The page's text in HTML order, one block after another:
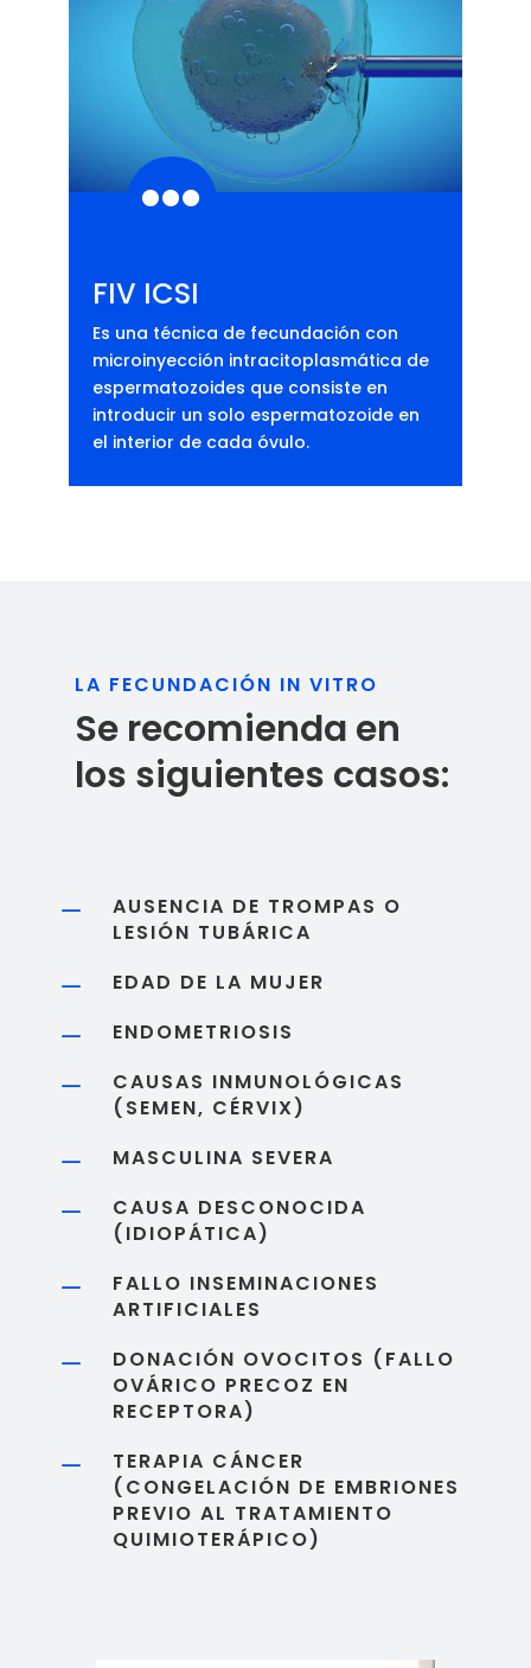

FIV ICSI
Es una técnica de fecundación con
microinyección intracitoplasmática de
espermatozoides que consiste en
introducir un solo espermatozoide en
el interior de cada óvulo.
LA FECUNDACIÓN IN VITRO
Se recomienda en
los siguientes casos:
K
AUSENCIA DE TROMPAS O
LESIÓN TUBÁRICA
K EDAD DE LA MUJER
K ENDOMETRIOSIS
K
CAUSAS INMUNOLÓGICAS
(SEMEN, CÉRVIX)
K MASCULINA SEVERA
K
CAUSA DESCONOCIDA
(IDIOPÁTICA)
K
FALLO INSEMINACIONES
ARTIFICIALES
K
DONACIÓN OVOCITOS (FALLO
OVÁRICO PRECOZ EN
RECEPTORA)
K
TERAPIA CÁNCER
(CONGELACIÓN DE EMBRIONES
PREVIO AL TRATAMIENTO
QUIMIOTERÁPICO)